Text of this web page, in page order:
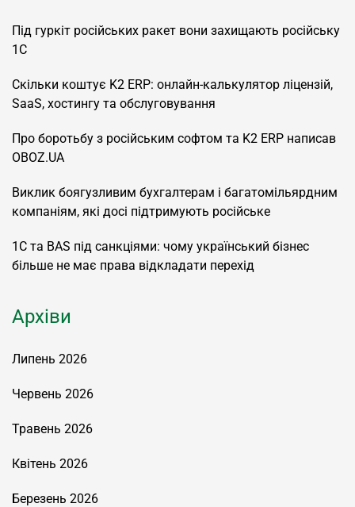
Під гуркіт російських ракет вони захищають російську
1С
Скільки коштує K2 ERP: онлайн-калькулятор ліцензій,
SaaS, хостингу та обслуговування
Про боротьбу з російським софтом та K2 ERP написав
OBOZ.UA
Виклик боягузливим бухгалтерам і багатомільярдним
компаніям, які досі підтримують російське
1С та BAS під санкціями: чому український бізнес
більше не має права відкладати перехід
Архіви
Липень 2026
Червень 2026
Травень 2026
Квітень 2026
Березень 2026